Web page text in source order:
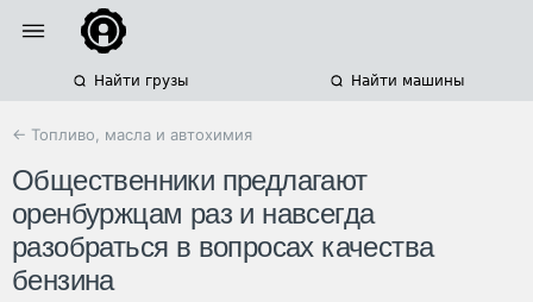
Найти грузы Найти машины
← Топливо, масла и автохимия
Общественники предлагают
оренбуржцам раз и навсегда
разобраться в вопросах качества
бензина